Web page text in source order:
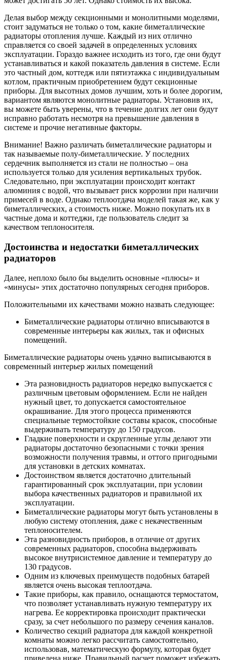
Делая выбор между секционными и монолитными моделями,
стоит задуматься не только о том, какие биметаллические
радиаторы отопления лучше. Каждый из них отлично
справляется со своей задачей в определенных условиях
эксплуатации. Гораздо важнее исходить из того, где они будут
устанавливаться и какой показатель давления в системе. Если
это частный дом, коттедж или пятиэтажка с индивидуальным
котлом, практичным приобретением будут секционные
приборы. Для высотных домов лучшим, хоть и более дорогим,
вариантом являются монолитные радиаторы. Установив их,
вы можете быть уверены, что в течение долгих лет они будут
исправно работать несмотря на превышение давления в
системе и прочие негативные факторы.
Внимание! Важно различать биметаллические радиаторы и
так называемые полу-биметаллические. У последних
сердечник выполняется из стали не полностью – она
используется только для усиления вертикальных трубок.
Следовательно, при эксплуатации происходит контакт
алюминия с водой, что вызывает риск коррозии при наличии
примесей в воде. Однако теплоотдача моделей такая же, как у
биметаллических, а стоимость ниже. Можно покупать их в
частные дома и коттеджи, где пользователь следит за
качеством теплоносителя.
Достоинства и недостатки биметаллических
радиаторов
Далее, неплохо было бы выделить основные «плюсы» и
«минусы» этих достаточно популярных сегодня приборов.
Положительными их качествами можно назвать следующее:
Биметаллические радиаторы отлично вписываются в
современные интерьеры как жилых, так и офисных
помещений.
Биметаллические радиаторы очень удачно выписываются в
современный интерьер жилых помещений
Эта разновидность радиаторов нередко выпускается с
различным цветовым оформлением. Если не найден
нужный цвет, то допускается самостоятельное
окрашивание. Для этого процесса применяются
специальные термостойкие составы красок, способные
выдерживать температуру до 150 градусов.
Гладкие поверхности и скругленные углы делают эти
радиаторы достаточно безопасными с точки зрения
возможности получения травмы, и оттого пригодными
для установки в детских комнатах.
Достоинством является достаточно длительный
гарантированный срок эксплуатации, при условии
выбора качественных радиаторов и правильной их
эксплуатации.
Биметаллические радиаторы могут быть установлены в
любую систему отопления, даже с некачественным
теплоносителем.
Эта разновидность приборов, в отличие от других
современных радиаторов, способна выдерживать
высокое внутрисистемное давление и температуру до
130 градусов.
Одним из ключевых преимуществ подобных батарей
является очень высокая теплоотдача.
Такие приборы, как правило, оснащаются термостатом,
что позволяет устанавливать нужную температуру их
нагрева. Ее корректировка происходит практически
сразу, за счет небольшого по размеру сечения каналов.
Количество секций радиатора для каждой конкретной
комнаты можно легко рассчитать самостоятельно,
использовав, математическую формулу, которая будет
приведена ниже. Правильный расчет поможет избежать